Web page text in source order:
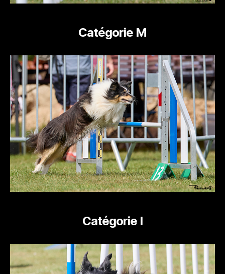
Catégorie M
Catégorie I